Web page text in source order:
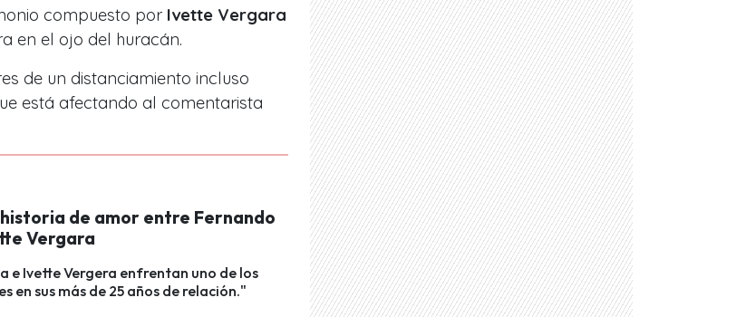
compuesto por Ivette Vergara
en el ojo del huracán.
de un distanciamiento incluso
está afectando al comentarista
de amor entre Fernando
Vergara
e Ivette Vergera enfrentan uno de los
en sus más de 25 años de relación."